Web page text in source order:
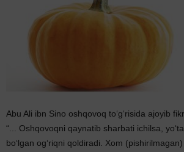
Abu Ali ibn Sino oshqovoq to‘g‘risida ajoyib
“... Oshqovoqni qaynatib sharbati ichilsa,
bo‘lgan og‘riqni qoldiradi. Xom